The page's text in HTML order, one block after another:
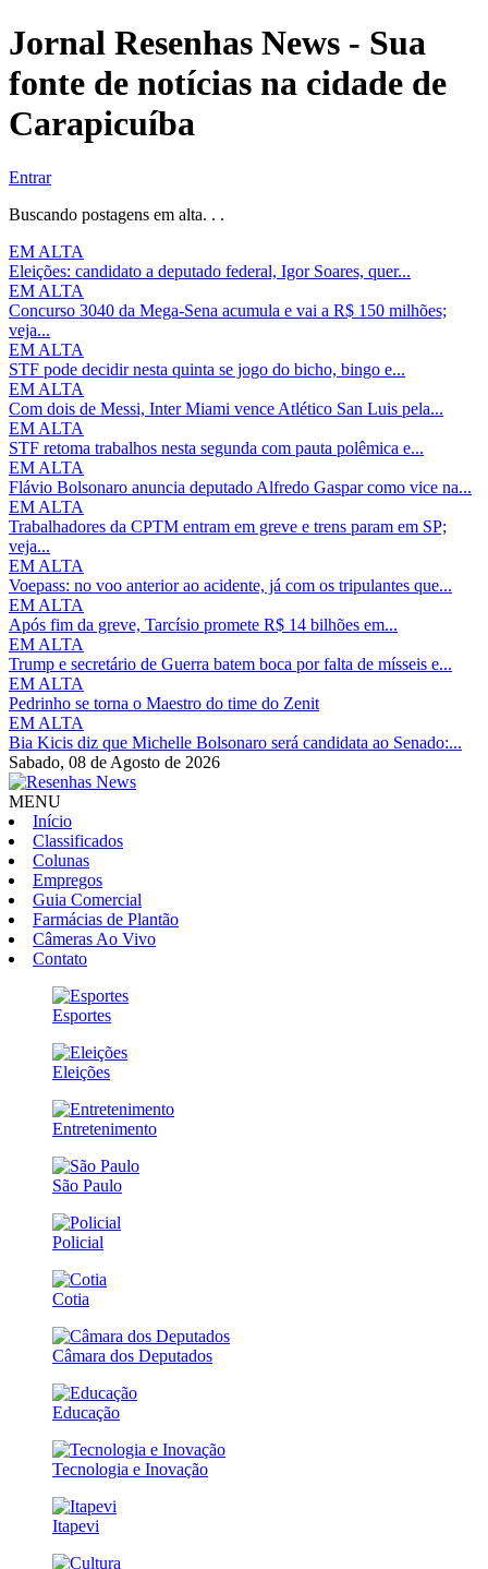
Jornal Resenhas News - Sua
fonte de notícias na cidade de
Carapicuíba
Entrar
Buscando postagens em alta. . .
EM ALTA
Eleições: candidato a deputado federal, Igor Soares, quer...
EM ALTA
Concurso 3040 da Mega-Sena acumula e vai a R$ 150 milhões;
veja...
EM ALTA
STF pode decidir nesta quinta se jogo do bicho, bingo e...
EM ALTA
Com dois de Messi, Inter Miami vence Atlético San Luis pela...
EM ALTA
STF retoma trabalhos nesta segunda com pauta polêmica e...
EM ALTA
Flávio Bolsonaro anuncia deputado Alfredo Gaspar como vice na...
EM ALTA
Trabalhadores da CPTM entram em greve e trens param em SP;
veja...
EM ALTA
Voepass: no voo anterior ao acidente, já com os tripulantes que...
EM ALTA
Após fim da greve, Tarcísio promete R$ 14 bilhões em...
EM ALTA
Trump e secretário de Guerra batem boca por falta de mísseis e...
EM ALTA
Pedrinho se torna o Maestro do time do Zenit
EM ALTA
Bia Kicis diz que Michelle Bolsonaro será candidata ao Senado:...
Sabado, 08 de Agosto de 2026
MENU
Início
Classificados
Colunas
Empregos
Guia Comercial
Farmácias de Plantão
Câmeras Ao Vivo
Contato
Esportes
Eleições
Entretenimento
São Paulo
Policial
Cotia
Câmara dos Deputados
Educação
Tecnologia e Inovação
Itapevi